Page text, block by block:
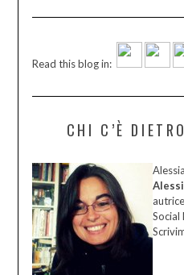
Read this blog in:
CHI C’È
Social